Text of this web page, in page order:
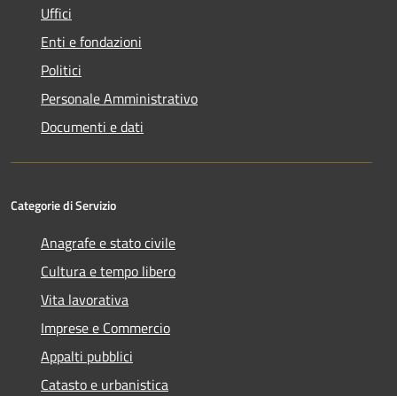
Uffici
Enti e fondazioni
Politici
Personale Amministrativo
Documenti e dati
Categorie di Servizio
Anagrafe e stato civile
Cultura e tempo libero
Vita lavorativa
Imprese e Commercio
Appalti pubblici
Catasto e urbanistica